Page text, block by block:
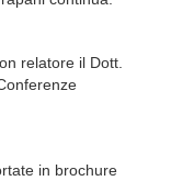
relatore il Dott.
in brochure